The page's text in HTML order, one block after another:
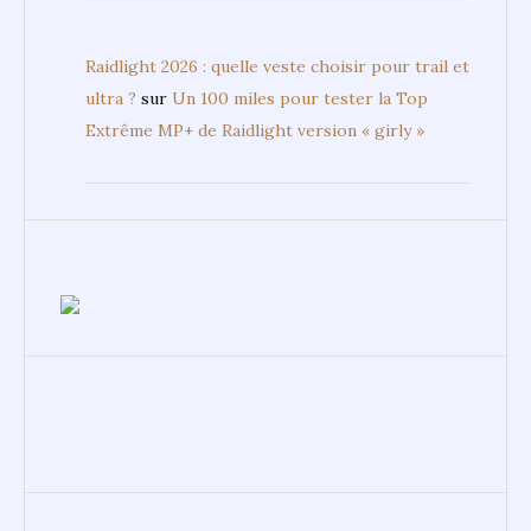
Raidlight 2026 : quelle veste choisir pour trail et
ultra ? sur Un 100 miles pour tester la Top
Extrême MP+ de Raidlight version « girly »